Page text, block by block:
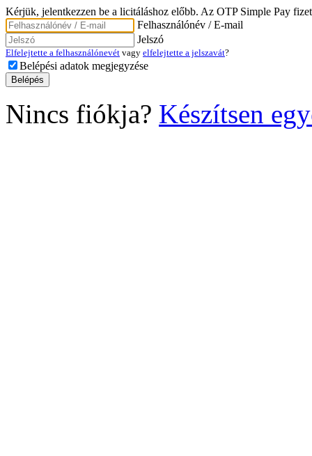
Kérjük, jelentkezzen be a licitáláshoz előbb. Az OTP Simple Pay
Felhasználónév / E-mail
Jelszó
Elfelejtette a felhasználónevét vagy elfelejtette a jelszavát?
Belépési adatok megjegyzése
Nincs fiókja? Készítsen